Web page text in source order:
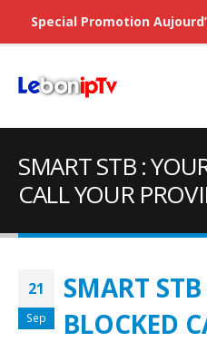
SMART STB :
CALL YOUR
21
Sep
SMART
BLOCKED
Special Promotion